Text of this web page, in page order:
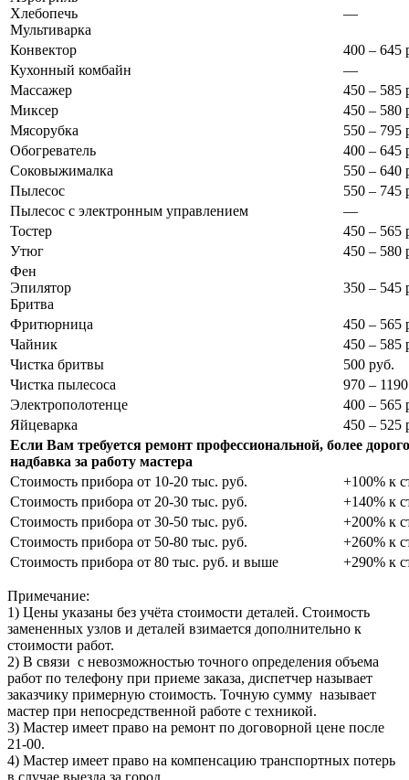
Хлебопечь
Мультиварка
—
Конвектор
400 – 645
Кухонный комбайн
—
Массажер
450 – 585
Миксер
450 – 580
Мясорубка
550 – 795
Обогреватель
400 – 645
Соковыжималка
550 – 640
Пылесос
550 – 745
Пылесос с электронным управлением
—
Тостер
450 – 565
Утюг
450 – 580
Фен
Эпилятор
Бритва
350 – 545
Фритюрница
450 – 565
Чайник
450 – 585
Чистка бритвы
500 руб.
Чистка пылесоса
970 –
Электрополотенце
400 – 565
Яйцеварка
450 – 525
Если Вам требуется ремонт профессиональной, более
надбавка за работу мастера
Стоимость прибора от 10-20 тыс. руб.
+100% к
Стоимость прибора от 20-30 тыс. руб.
+140% к
Стоимость прибора от 30-50 тыс. руб.
+200% к
Стоимость прибора от 50-80 тыс. руб.
+260% к
Стоимость прибора от 80 тыс. руб. и выше
+290% к
Примечание:
1) Цены указаны без учёта стоимости деталей. Стоимость
замененных узлов и деталей взимается дополнительно к
стоимости работ.
2) В связи с невозможностью точного определения объема
работ по телефону при приеме заказа, диспетчер называет
заказчику примерную стоимость. Точную сумму называет
мастер при непосредственной работе с техникой.
3) Мастер имеет право на ремонт по договорной цене после
21-00.
4) Мастер имеет право на компенсацию транспортных потерь
в случае выезда за город.